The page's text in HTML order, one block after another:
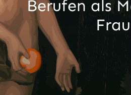
Aktion
Veröffentlichungen
Berufen als
Frau